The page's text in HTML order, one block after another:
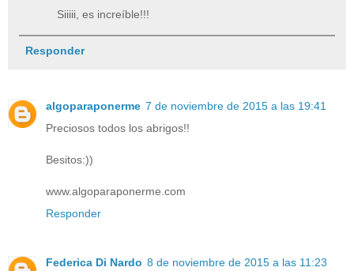
Siiiii, es increíble!!!
Responder
algoparaponerme 7 de noviembre de 2015 a las 19:41
Preciosos todos los abrigos!!
Besitos:))
www.algoparaponerme.com
Responder
Federica Di Nardo 8 de noviembre de 2015 a las 11:23